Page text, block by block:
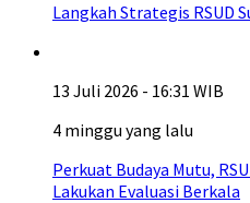
Langkah Strategis RSUD
13 Juli 2026 - 16:31 WIB
4 minggu yang lalu
Perkuat Budaya Mutu,
Lakukan Evaluasi Berkala